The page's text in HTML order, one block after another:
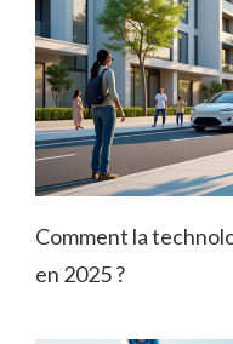
Comment la
en 2025 ?